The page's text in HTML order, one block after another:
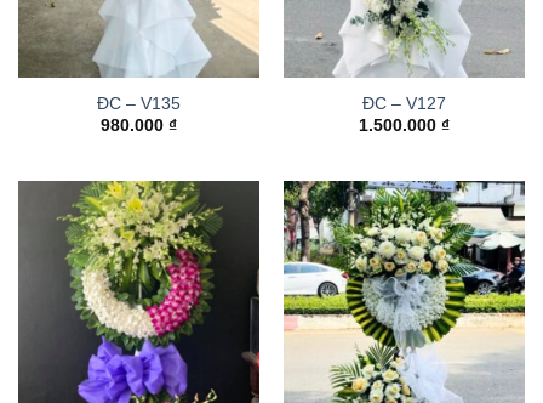
ĐC – V135
980.000 ₫
ĐC – V127
1.500.000 ₫